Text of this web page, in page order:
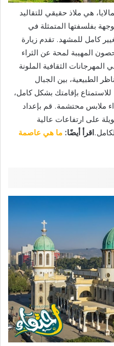
هي ملاذ حقيقي للتقاليد
بفلسفتها المتمثلة في
كامل للمشهد. تقدم زيارة
المهيبة لمحة عن الثراء
المهرجانات الثقافية الملونة
الطبيعية، بين الجبال
بإقامتك بشكل كامل،
ملابس محتشمة. قم بإعداد
على ارتفاعات عالية
اقرأ أيضًا: ما هي عاصمة